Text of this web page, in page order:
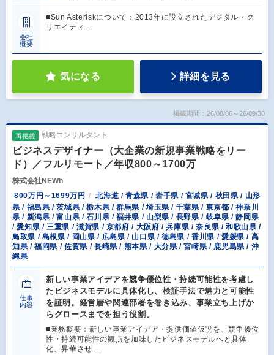
会社
概要
■Sun Asteriskについて：2013年に設立されたデジタル・ク
リエイティ…
気になる 詳細を見る
掲載期間：26/08/06～26/09/30
再掲載 戦略コンサルタント
ビジネスデザイナー（大企業の新規事業戦略をリー
ド）／フルリモート／年収800～1700万
株式会社NEWh
800万円～1699万円
北海道 / 青森県 / 岩手県 / 宮城県 / 秋田県 / 山形
県 / 福島県 / 茨城県 / 栃木県 / 群馬県 / 埼玉県 / 千葉県 / 東京都 / 神奈川
県 / 新潟県 / 富山県 / 石川県 / 福井県 / 山梨県 / 長野県 / 岐阜県 / 静岡県
/ 愛知県 / 三重県 / 滋賀県 / 京都府 / 大阪府 / 兵庫県 / 奈良県 / 和歌山県 /
鳥取県 / 島根県 / 岡山県 / 広島県 / 山口県 / 徳島県 / 香川県 / 愛媛県 / 高
知県 / 福岡県 / 佐賀県 / 長崎県 / 熊本県 / 大分県 / 宮崎県 / 鹿児島県 / 沖
縄県
仕事
内容
新しい事業アイデアを競争優位性・持続可能性を考慮し
たビジネスモデルに具体化し、検証手法で魅力と可能性
を証明。経営層や関連部署を巻き込み、事業立ち上げか
らグロースまでを担う役割。
■業務概要：新しい事業アイデア・提供価値仮説を、競争優位
性・持続可能性の観点を加味したビジネスモデルへと具体
化、昇華させ…